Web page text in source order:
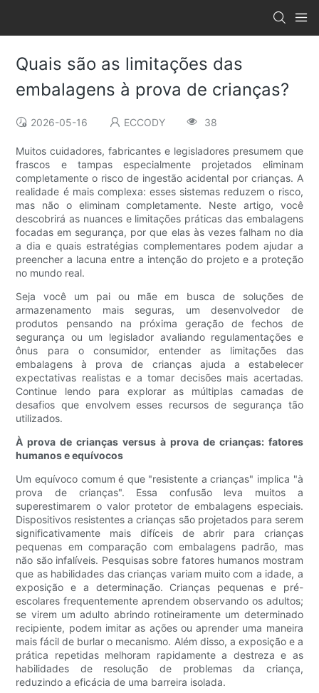
Quais são as limitações das
embalagens à prova de crianças?
2026-05-16 ECCODY 38
Muitos cuidadores, fabricantes e legisladores presumem que
frascos e tampas especialmente projetados eliminam
completamente o risco de ingestão acidental por crianças. A
realidade é mais complexa: esses sistemas reduzem o risco,
mas não o eliminam completamente. Neste artigo, você
descobrirá as nuances e limitações práticas das embalagens
focadas em segurança, por que elas às vezes falham no dia
a dia e quais estratégias complementares podem ajudar a
preencher a lacuna entre a intenção do projeto e a proteção
no mundo real.
Seja você um pai ou mãe em busca de soluções de
armazenamento mais seguras, um desenvolvedor de
produtos pensando na próxima geração de fechos de
segurança ou um legislador avaliando regulamentações e
ônus para o consumidor, entender as limitações das
embalagens à prova de crianças ajuda a estabelecer
expectativas realistas e a tomar decisões mais acertadas.
Continue lendo para explorar as múltiplas camadas de
desafios que envolvem esses recursos de segurança tão
utilizados.
À prova de crianças versus à prova de crianças: fatores
humanos e equívocos
Um equívoco comum é que "resistente a crianças" implica "à
prova de crianças". Essa confusão leva muitos a
superestimarem o valor protetor de embalagens especiais.
Dispositivos resistentes a crianças são projetados para serem
significativamente mais difíceis de abrir para crianças
pequenas em comparação com embalagens padrão, mas
não são infalíveis. Pesquisas sobre fatores humanos mostram
que as habilidades das crianças variam muito com a idade, a
exposição e a determinação. Crianças pequenas e pré-
escolares frequentemente aprendem observando os adultos;
se virem um adulto abrindo rotineiramente um determinado
recipiente, podem imitar as ações ou aprender uma maneira
mais fácil de burlar o mecanismo. Além disso, a exposição e a
prática repetidas melhoram rapidamente a destreza e as
habilidades de resolução de problemas da criança,
reduzindo a eficácia de uma barreira isolada.